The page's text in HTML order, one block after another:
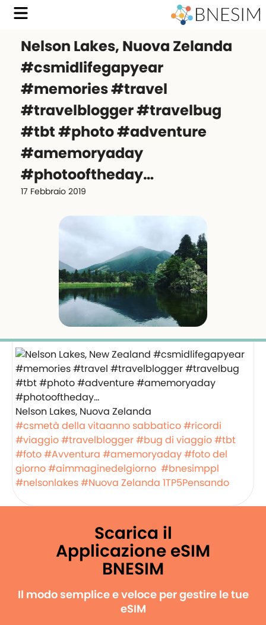
Nelson Lakes, Nuova Zelanda
#csmidlifegapyear
#memories #travel
#travelblogger #travelbug
#tbt #photo #adventure
#amemoryaday
#photooftheday…
17 Febbraio 2019
Nelson Lakes, Nuova Zelanda
#csmetà della vitaanno sabbatico#ricordi
#viaggio#travelblogger#bug di viaggio#tbt
#foto#Avventura #amemoryaday#foto del
giorno#aimmaginedelgiorno #bnesimppl
#nelsonlakes#Nuova Zelanda 1TP5Pensando
Scarica il
Applicazione eSIM
BNESIM
Il modo semplice e veloce per gestire le tue
eSIM